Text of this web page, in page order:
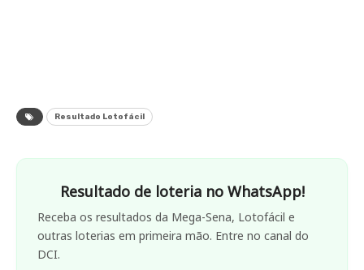
Resultado Lotofácil
Resultado de loteria no WhatsApp!
Receba os resultados da Mega-Sena, Lotofácil e
outras loterias em primeira mão. Entre no canal do
DCI.